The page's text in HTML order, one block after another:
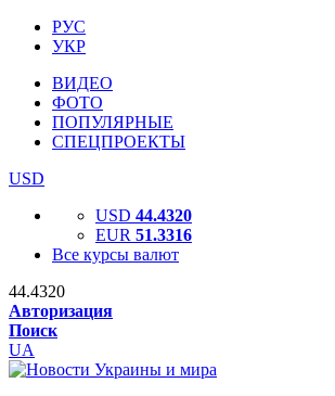
РУС
УКР
ВИДЕО
ФОТО
ПОПУЛЯРНЫЕ
СПЕЦПРОЕКТЫ
USD
USD 44.4320
EUR 51.3316
Все курсы валют
44.4320
Авторизация
Поиск
UA